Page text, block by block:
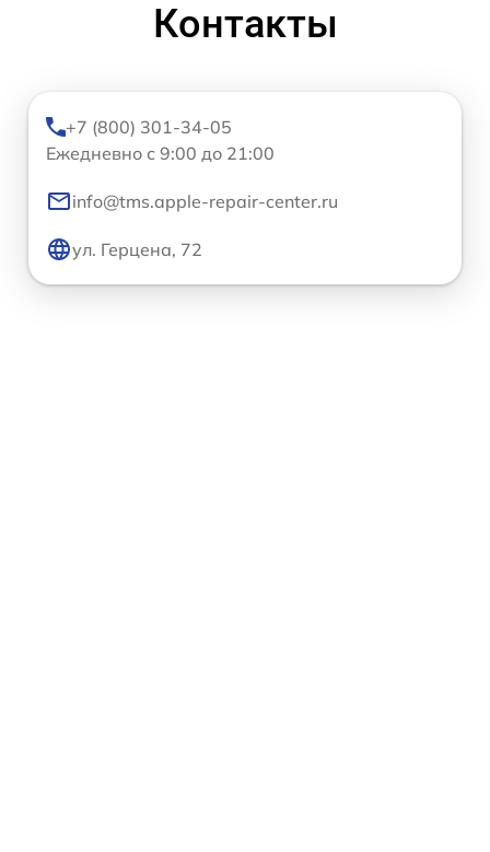
Контакты
+7 (800) 301-34-05
Ежедневно с 9:00 до 21:00
info@tms.apple-repair-center.ru
ул. Герцена, 72